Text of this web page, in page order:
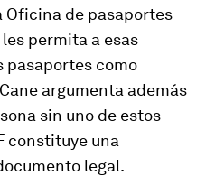
de pasaportes
permita a esas
pasaportes como
argumenta además
sin uno de estos
constituye una
legal.